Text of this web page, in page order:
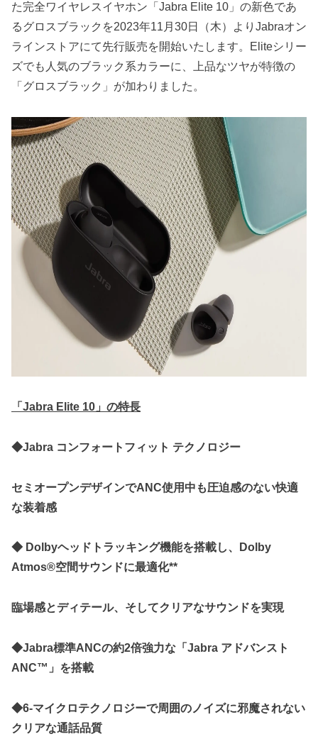
た完全ワイヤレスイヤホン「Jabra Elite 10」の新色であ
るグロスブラックを2023年11月30日（木）よりJabraオン
ラインストアにて先行販売を開始いたします。Eliteシリー
ズでも人気のブラック系カラーに、上品なツヤが特徴の
「グロスブラック」が加わりました。
「Jabra Elite 10」の特長
◆Jabra コンフォートフィット テクノロジー
セミオープンデザインでANC使用中も圧迫感のない快適
な装着感
◆ Dolbyヘッドトラッキング機能を搭載し、Dolby
Atmos®️空間サウンドに最適化**
臨場感とディテール、そしてクリアなサウンドを実現
◆Jabra標準ANCの約2倍強力な「Jabra アドバンスト
ANC™️」を搭載
◆6-マイクロテクノロジーで周囲のノイズに邪魔されない
クリアな通話品質